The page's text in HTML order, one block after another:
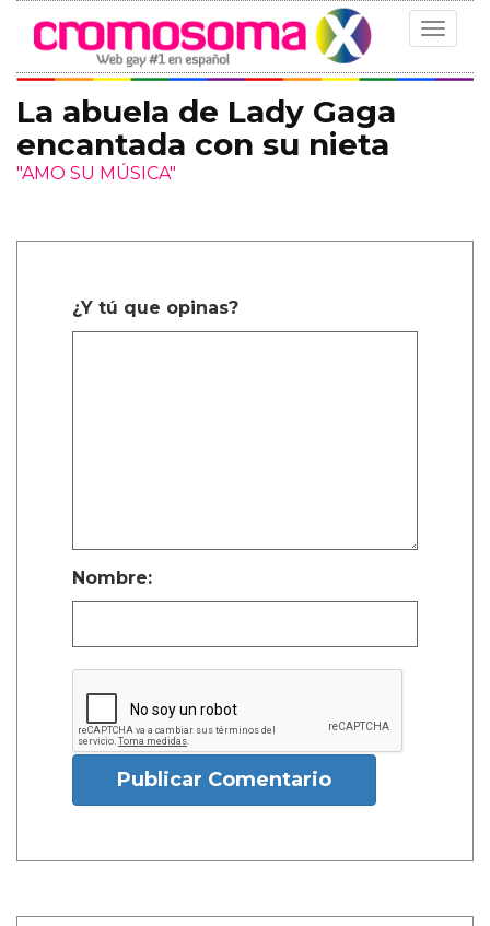
Toggle
La abuela de Lady Gaga
encantada con su nieta
"AMO SU MÚSICA"
¿Y tú que opinas?
Nombre:
Publicar Comentario